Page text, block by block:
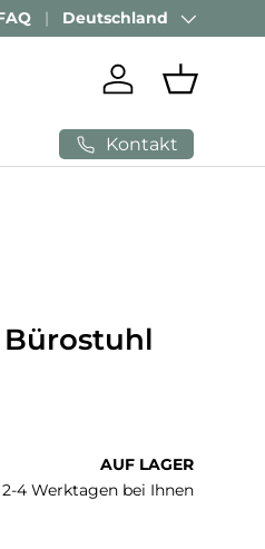
Beratung:+ 49 (0) 881 924 521
Land/Region
Deutschland
Einloggen
Kontakt
Bürostuhl
AUF LAGER
2-4 Werktagen bei Ihnen